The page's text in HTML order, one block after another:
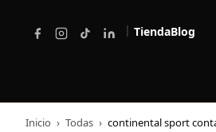
| TiendaBlog
Inicio › Todas › continental sport